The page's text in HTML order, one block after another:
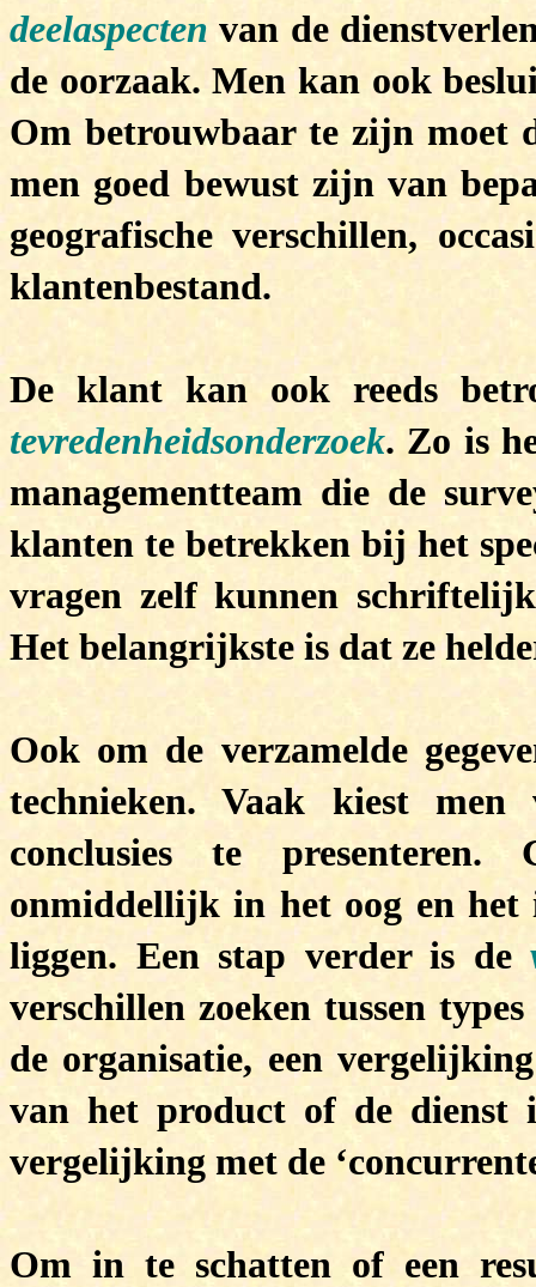
deelaspecten van de
de oorzaak. Men kan ook
Om betrouwbaar te zijn moet
men goed bewust zijn van
geografische verschillen,
klantenbestand.
De klant kan ook reeds
tevredenheidsonderzoek. Zo is
managementteam die de
klanten te betrekken bij het
vragen zelf kunnen
Het belangrijkste is dat ze
Ook om de verzamelde
technieken. Vaak kiest
conclusies te presenteren.
onmiddellijk in het oog en het
liggen. Een stap verder is de
verschillen zoeken tussen
de organisatie, een
van het product of de dienst
vergelijking met de
Om in te schatten of een